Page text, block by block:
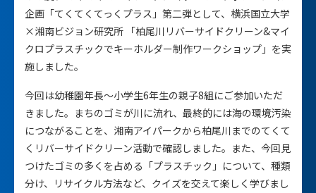
企画「てくてくてっくプラス」第二弾として、横浜国立大学
×湘南ビジョン研究所 「柏尾川リバーサイドクリーン&マイ
クロプラスチックでキーホルダー制作ワークショップ」を実
施しました。
今回は幼稚園年長～小学生6年生の親子8組にご参加いただ
きました。まちのゴミが川に流れ、最終的には海の環境汚染
につながることを、湘南アイパークから柏尾川までのてくて
くリバーサイドクリーン活動で確認しました。また、今回見
つけたゴミの多くを占める「プラスチック」について、種類
分け、リサイクル方法など、クイズを交えて楽しく学びまし